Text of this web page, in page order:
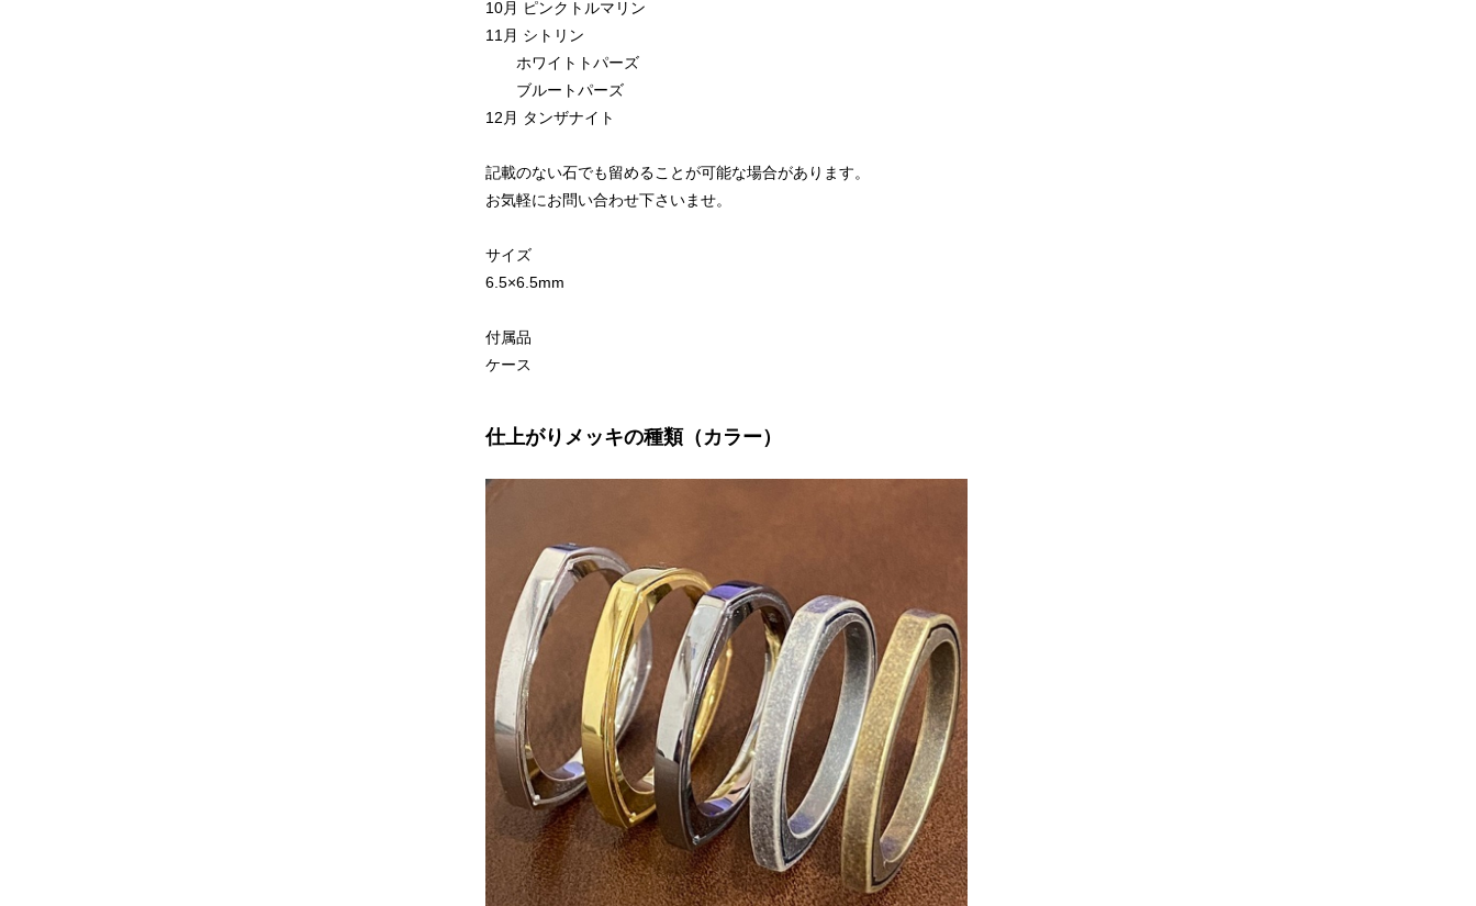
10月 ピンクトルマリン
11月 シトリン
ホワイトトパーズ
ブルートパーズ
12月 タンザナイト
記載のない石でも留めることが可能な場合があります。
お気軽にお問い合わせ下さいませ。
サイズ
6.5×6.5mm
付属品
ケース
仕上がりメッキの種類（カラー）